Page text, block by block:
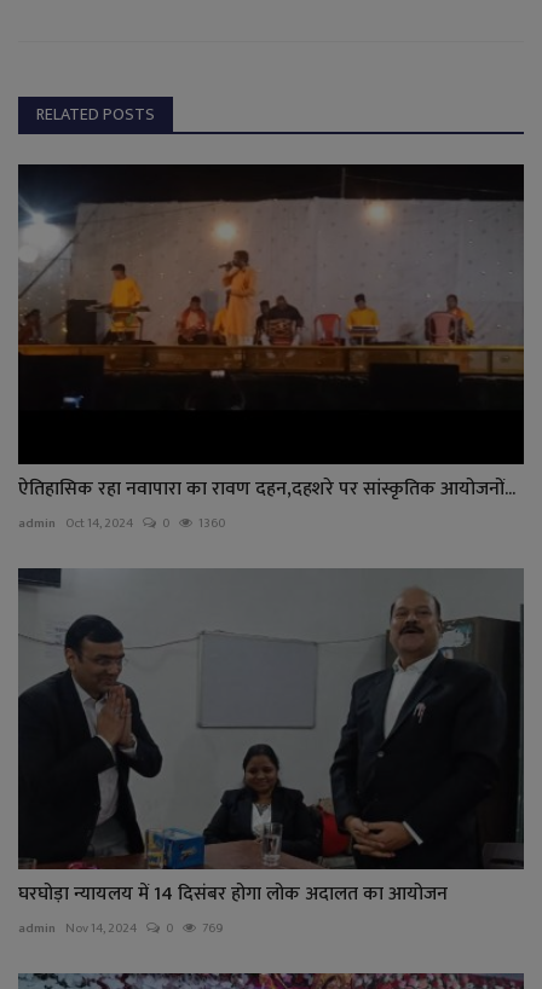
RELATED POSTS
ऐतिहासिक रहा नवापारा का रावण दहन,दहशरे पर सांस्कृतिक आयोजनों...
admin Oct 14, 2024 0 1360
घरघोड़ा न्यायलय में 14 दिसंबर होगा लोक अदालत का आयोजन
admin Nov 14, 2024 0 769